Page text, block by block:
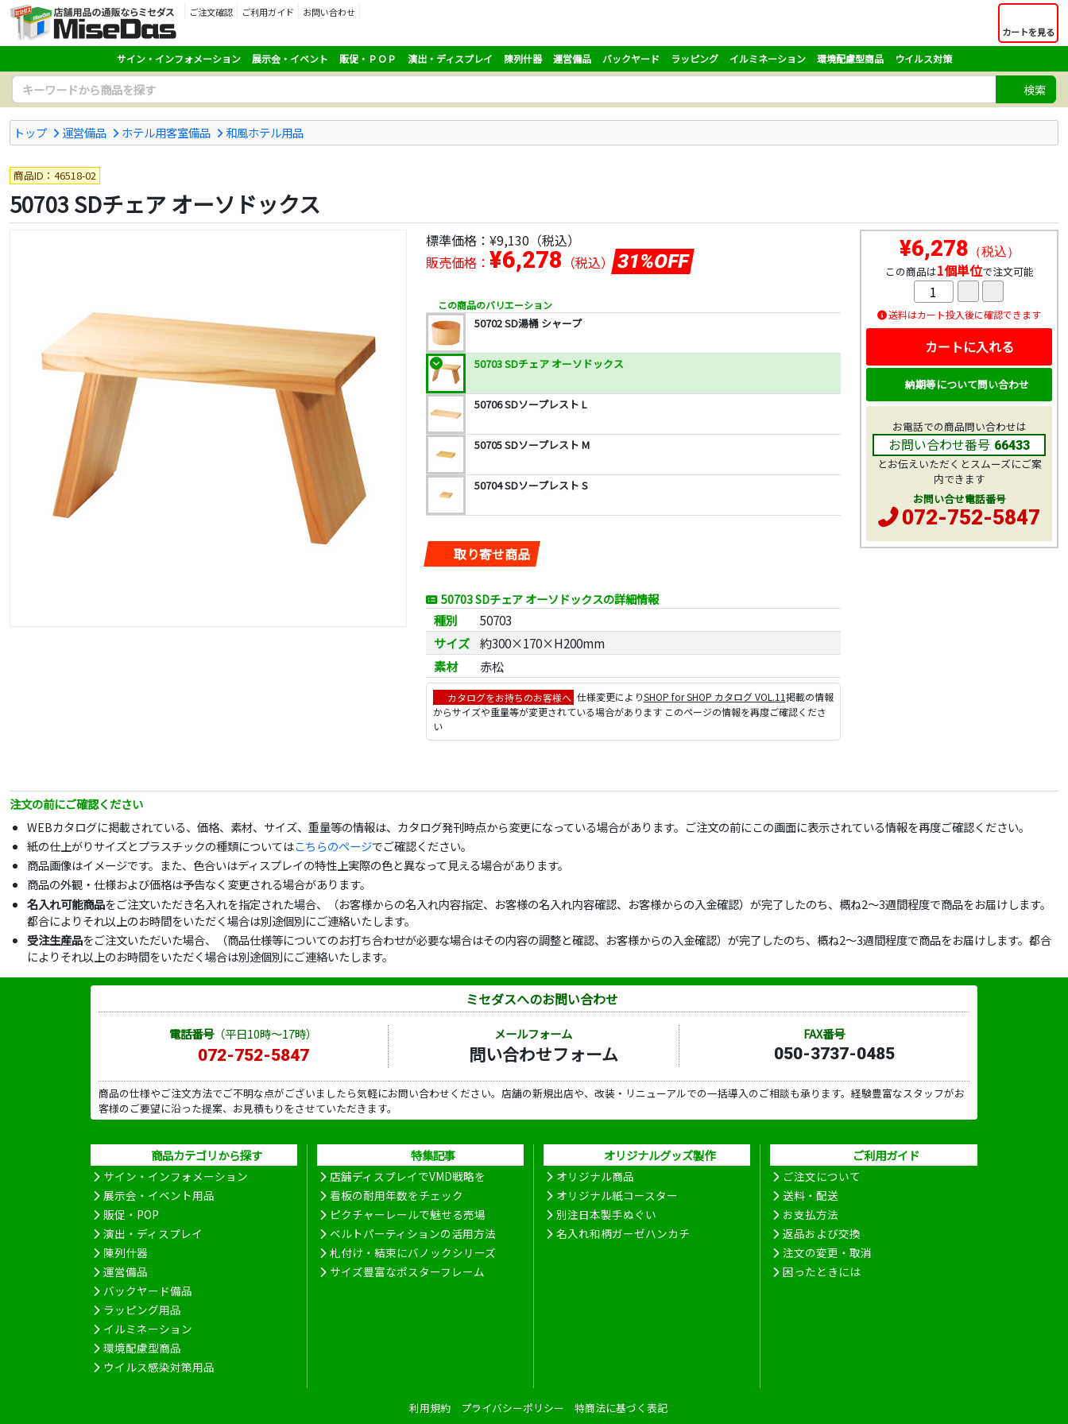
ご注文確認 ご利用ガイド
お問い合わせ
カートを見る
サイン・インフォメーション 展示会・イベント 販促・ＰＯＰ 演出・ディスプレイ 陳列什器 運営備品 バックヤード ラッピング イルミネーション 環境配慮型商品 ウイルス対策
検索
トップ 運営備品 ホテル用客室備品 和風ホテル用品
商品ID：46518-02
50703 SDチェア オーソドックス
標準価格： ¥9,130 （税込）
販売価格： ¥6,278 （税込） 31%OFF
この商品のバリエーション
50702 SD湯桶 シャープ
50703 SDチェア オーソドックス
50706 SDソープレスト L
50705 SDソープレスト M
50704 SDソープレスト S
取り寄せ商品
50703 SDチェア オーソドックスの詳細情報
種別
50703
サイズ 約300×170×H200mm
素材
赤松
カタログをお持ちのお客様へ 仕様変更によりSHOP for SHOP カタログ VOL.11掲載の情報
からサイズや重量等が変更されている場合があります このページの情報を再度ご確認くださ
い
¥6,278 （税込）
この商品は1個単位で注文可能
送料はカート投入後に確認できます
カートに入れる
納期等について問い合わせ
お電話での商品問い合わせは
お問い合わせ番号 66433
とお伝えいただくとスムーズにご案
内できます
お問い合せ電話番号
072-752-5847
注文の前にご確認ください
WEBカタログに掲載されている、価格、素材、サイズ、重量等の情報は、カタログ発刊時点から変更になっている場合があります。ご注文の前にこの画面に表示されている情報を再度ご確認ください。
紙の仕上がりサイズとプラスチックの種類についてはこちらのページでご確認ください。
商品画像はイメージです。また、色合いはディスプレイの特性上実際の色と異なって見える場合があります。
商品の外観・仕様および価格は予告なく変更される場合があります。
名入れ可能商品をご注文いただき名入れを指定された場合、（お客様からの名入れ内容指定、お客様の名入れ内容確認、お客様からの入金確認）が完了したのち、概ね2～3週間程度で商品をお届けします。
都合によりそれ以上のお時間をいただく場合は別途個別にご連絡いたします。
受注生産品をご注文いただいた場合、（商品仕様等についてのお打ち合わせが必要な場合はその内容の調整と確認、お客様からの入金確認）が完了したのち、概ね2～3週間程度で商品をお届けします。都合
によりそれ以上のお時間をいただく場合は別途個別にご連絡いたします。
ミセダスへのお問い合わせ
電話番号（平日10時～17時）
072-752-5847
メールフォーム
問い合わせフォーム
FAX番号
050-3737-0485
商品の仕様やご注文方法でご不明な点がございましたら気軽にお問い合わせください。店舗の新規出店や、改装・リニューアルでの一括導入のご相談も承ります。経験豊富なスタッフがお
客様のご要望に沿った提案、お見積もりをさせていただきます。
商品カテゴリから探す
サイン・インフォメーション
展示会・イベント用品
販促・POP
演出・ディスプレイ
陳列什器
運営備品
バックヤード備品
ラッピング用品
イルミネーション
環境配慮型商品
ウイルス感染対策用品
特集記事
店舗ディスプレイでVMD戦略を
看板の耐用年数をチェック
ピクチャーレールで魅せる売場
ベルトパーティションの活用方法
札付け・結束にバノックシリーズ
サイズ豊富なポスターフレーム
オリジナルグッズ製作
オリジナル商品
オリジナル紙コースター
別注日本製手ぬぐい
名入れ和柄ガーゼハンカチ
ご利用ガイド
ご注文について
送料・配送
お支払方法
返品および交換
注文の変更・取消
困ったときには
利用規約 プライバシーポリシー 特商法に基づく表記